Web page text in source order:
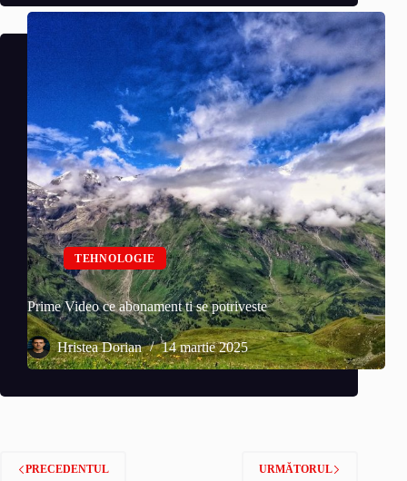
TEHNOLOGIE
Prime Video ce abonament ti se potriveste
Hristea Dorian 14 martie 2025
PRECEDENTUL URMĂTORUL